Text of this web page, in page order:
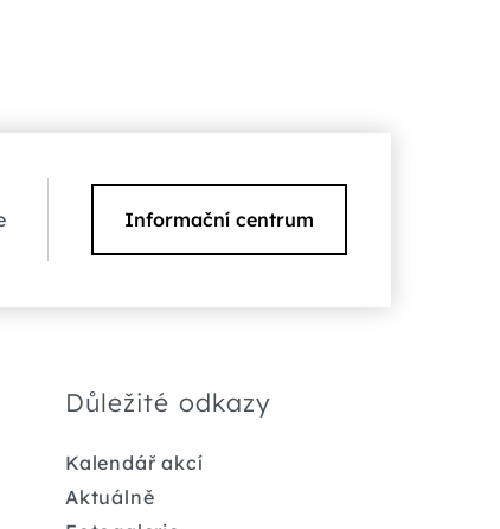
Informační centrum
Důležité odkazy
Kalendář akcí
Aktuálně